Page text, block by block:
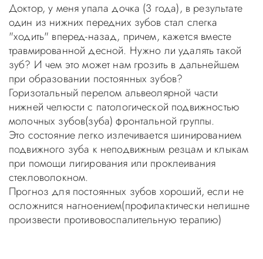
Доктор, у меня упала дочка (3 года), в результате
один из нижних передних зубов стал слегка
"ходить" вперед-назад, причем, кажется вместе
травмированной десной. Нужно ли удалять такой
зуб? И чем это может нам грозить в дальнейшем
при образовании постоянных зубов?
Горизотальный перелом альвеолярной части
нижней челюсти с патологической подвижностью
молочных зубов(зуба) фронтальной группы.
Это состояние легко излечивается шинированием
подвижного зуба к неподвижным резцам и клыкам
при помощи лигирования или проклеивания
стекловолокном.
Прогноз для постоянных зубов хороший, если не
осложнится нагноением(профилактически нелишне
произвести противовоспалительную терапию)